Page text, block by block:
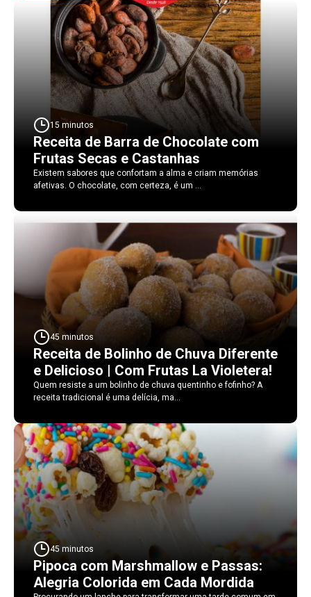
15 minutos
Receita de Barra de Chocolate com
Frutas Secas e Castanhas
Existem sabores que confortam a alma e criam memórias
afetivas. O chocolate, com certeza, é um ...
45 minutos
Receita de Bolinho de Chuva Diferente
e Delicioso | Com Frutas La Violetera!
Quem resiste a um bolinho de chuva quentinho e fofinho? A
receita tradicional é uma delícia, ma...
45 minutos
Pipoca com Marshmallow e Passas:
Alegria Colorida em Cada Mordida